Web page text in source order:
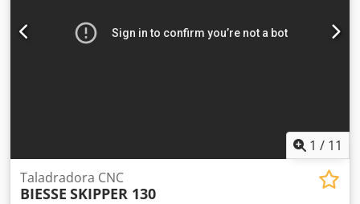
1 / 11
Taladradora CNC
BIESSE SKIPPER 130